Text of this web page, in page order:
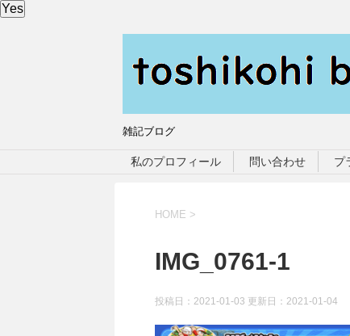
Yes
雑記ブログ
私のプロフィール 問い合わせ プ
HOME >
IMG_0761-1
投稿日：2021-01-03 更新日： 2021-01-04